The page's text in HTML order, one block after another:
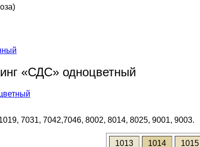
«СДС» одноцветный
7031, 7042,7046, 8002, 8014, 8025, 9001, 9003.
1013 1014 1015